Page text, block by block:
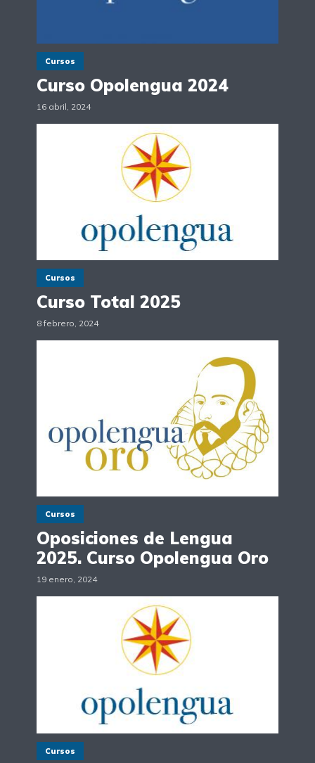
Cursos
Curso Opolengua 2024
16 abril, 2024
Cursos
Curso Total 2025
8 febrero, 2024
Cursos
Oposiciones de Lengua
2025. Curso Opolengua Oro
19 enero, 2024
Cursos